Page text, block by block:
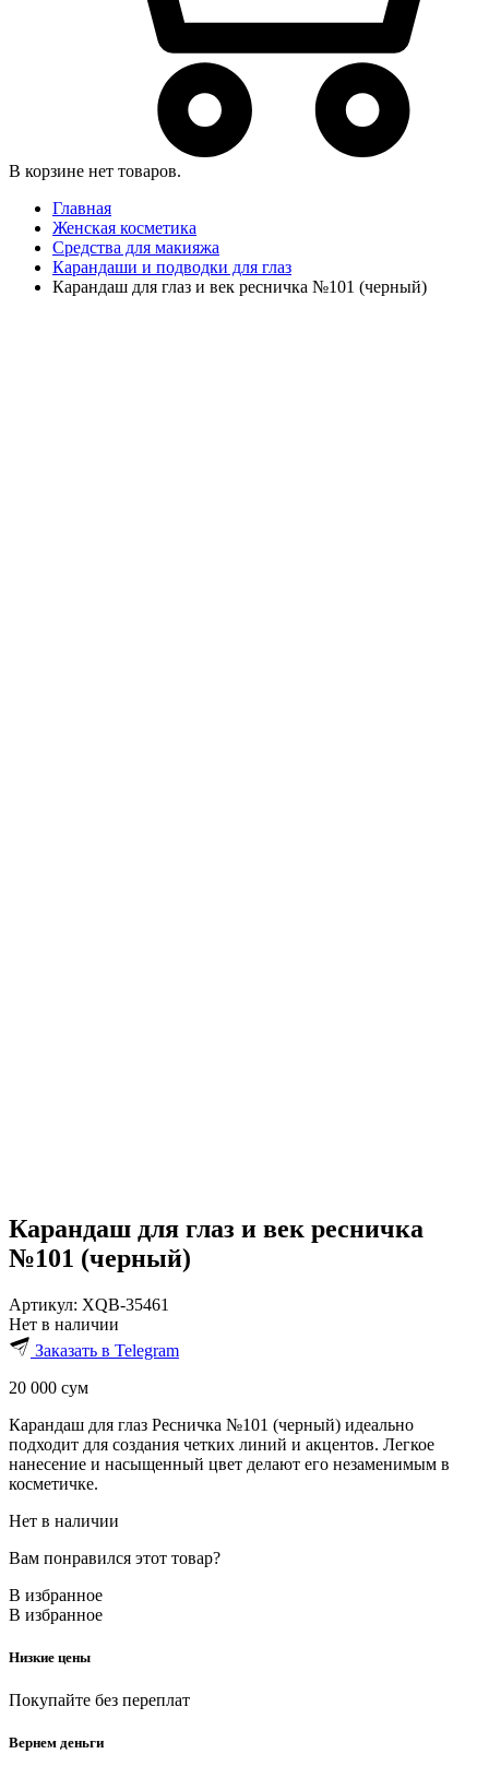
В корзине нет товаров.
Главная
Женская косметика
Средства для макияжа
Карандаши и подводки для глаз
Карандаш для глаз и век ресничка №101 (черный)
Карандаш для глаз и век ресничка
№101 (черный)
Артикул: XQB-35461
Нет в наличии
Заказать в Telegram
20 000 сум
Карандаш для глаз Ресничка №101 (черный) идеально
подходит для создания четких линий и акцентов. Легкое
нанесение и насыщенный цвет делают его незаменимым в
косметичке.
Нет в наличии
Вам понравился этот товар?
В избранное
В избранное
Низкие цены
Покупайте без переплат
Вернем деньги